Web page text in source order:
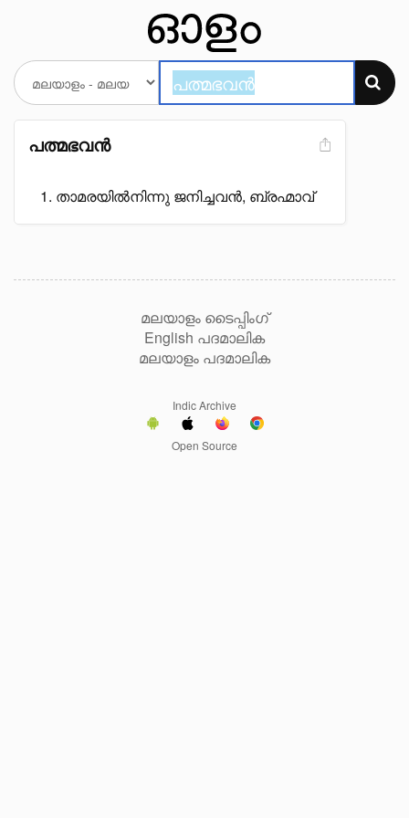
പത്മഭവൻ
താമരയിൽനിന്നു ജനിച്ചവൻ, ബ്രഹ്മാവ്
മലയാളം ടൈപ്പിംഗ്
English പദമാലിക
മലയാളം പദമാലിക
Indic Archive
Open Source